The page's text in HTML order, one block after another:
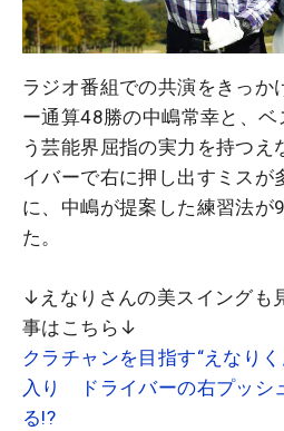
ラジオ番組での共演をきっか
ー通算48勝の中嶋常幸と、
う芸能界屈指の実力を持つえ
イバーで右に押し出すミスが
に、中嶋が提案した練習法が
た。
↓えなりさんの美スイング
事はこちら↓
クラチャンを目指す“えなり
入り ドライバーの右プッシ
る!?